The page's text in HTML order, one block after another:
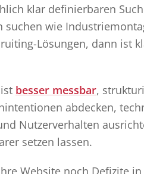
klar definierbaren
wie
Lösungen, dann ist
besser messbar,
abdecken,
Nutzerverhalten
setzen lassen.
Website noch Defizite